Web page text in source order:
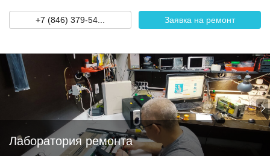
+7 (846) 379-54... Заявка на ремонт
Лаборатория ремонта